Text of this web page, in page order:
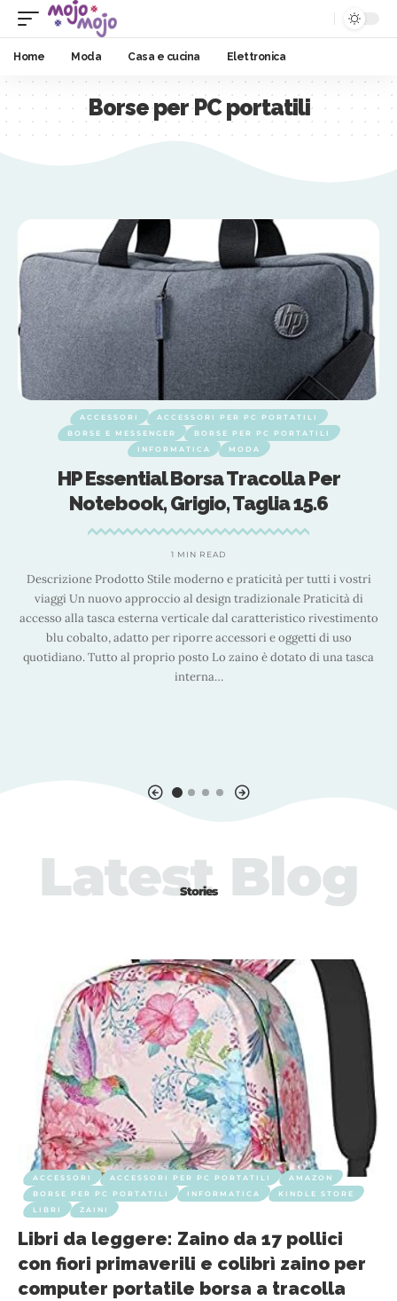
Home Moda Casa e cucina Elettronica
Borse per PC portatili
ACCESSORI
ACCESSORI PER PC PORTATILI
BORSE E MESSENGER
BORSE PER PC PORTATILI
INFORMATICA
MODA
HP Essential Borsa Tracolla Per
Notebook, Grigio, Taglia 15.6
1 MIN READ
Descrizione Prodotto Stile moderno e praticità per tutti i vostri
viaggi Un nuovo approccio al design tradizionale Praticità di
accesso alla tasca esterna verticale dal caratteristico rivestimento
blu cobalto, adatto per riporre accessori e oggetti di uso
quotidiano. Tutto al proprio posto Lo zaino è dotato di una tasca
interna…
Stories
Latest Blog
ACCESSORI ACCESSORI PER PC PORTATILI
AMAZON
BORSE PER PC PORTATILI
INFORMATICA
KINDLE STORE
LIBRI
ZAINI
Libri da leggere: Zaino da 17 pollici
con fiori primaverili e colibrì zaino per
computer portatile borsa a tracolla